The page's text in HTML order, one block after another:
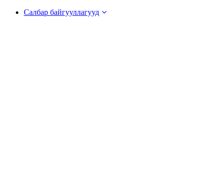
Салбар байгууллагууд